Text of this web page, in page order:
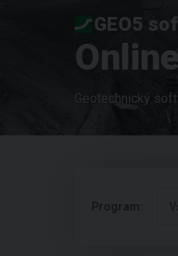
GEO5
Geotechnický
Program: